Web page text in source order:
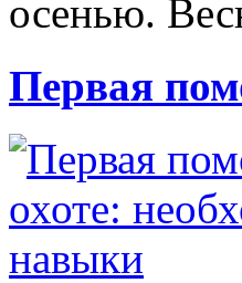
осенью.
Первая